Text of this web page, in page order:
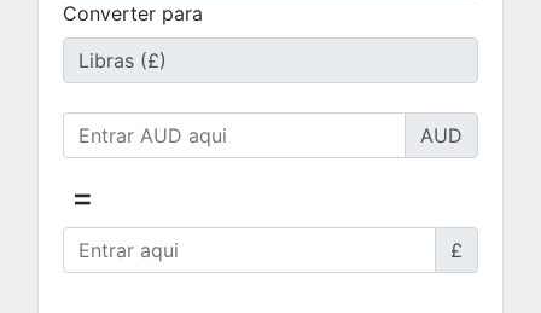
Converter para
AUD
=
£